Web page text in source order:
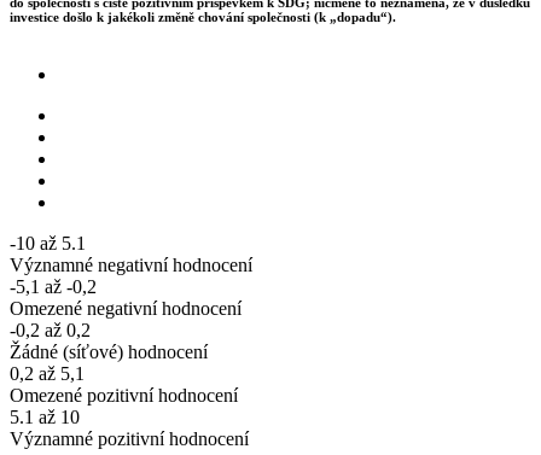
investice došlo k jakékoli změně chování společnosti (k „dopadu“).
-10 až 5.1
Významné negativní hodnocení
-5,1 až -0,2
Omezené negativní hodnocení
-0,2 až 0,2
Žádné (síťové) hodnocení
0,2 až 5,1
Omezené pozitivní hodnocení
5.1 až 10
Významné pozitivní hodnocení